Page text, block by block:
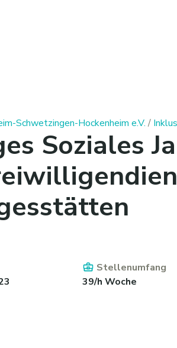
Schwetzingen-Hockenheim e.V. /
Soziales
Stellenumfang
39/h Woche